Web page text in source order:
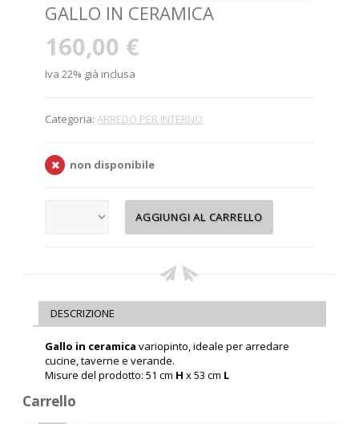
GALLO IN CERAMICA
160,00 €
Iva 22% già inclusa
Categoria: ARREDO PER INTERNO
non disponibile
DESCRIZIONE
Gallo in ceramica variopinto, ideale per arredare
cucine, taverne e verande.
Misure del prodotto: 51 cm H x 53 cm L
Carrello